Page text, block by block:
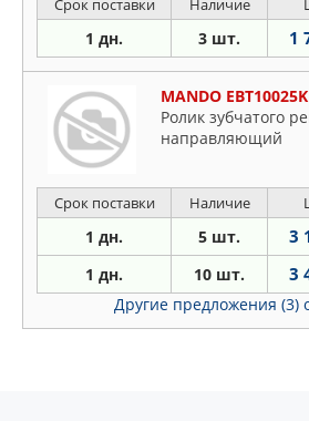
Срок поставки Наличие
1 дн. 3 шт. 1
MANDO EBT10025K
Ролик зубчатого
направляющий
Срок поставки Наличие
1 дн. 5 шт. 3
1 дн. 10 шт. 3
Другие предложения (3)